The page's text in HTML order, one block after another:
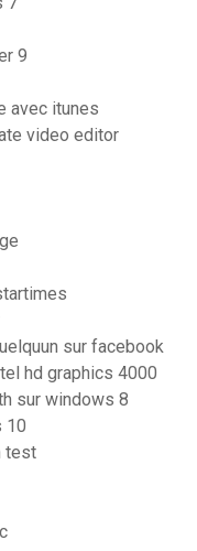
9
avec itunes
video editor
sur facebook
hd graphics 4000
sur windows 8
10
test